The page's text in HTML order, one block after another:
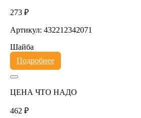
273 ₽
Артикул: 432212342071
Шайба
Подробнее
ЦЕНА ЧТО НАДО
462 ₽